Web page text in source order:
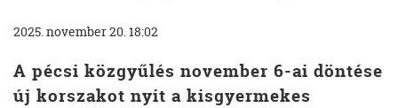
2025. november 20. 18:02
A pécsi közgyűlés november 6-ai döntése
új korszakot nyit a kisgyermekes